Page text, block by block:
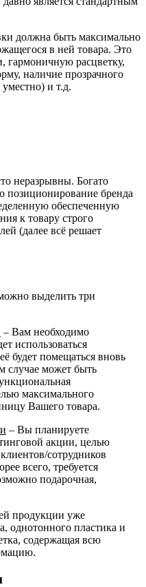
должна быть максимально
в ней товара. Это
гармоничную расцветку,
наличие прозрачного
и т.д.
неразрывны. Богато
позиционирование бренда
обеспеченную
к товару строго
(далее всё решает
выделить три
– Вам необходимо
использоваться
будет помещаться вновь
случае может быть
максимального
Вашего товара.
– Вы планируете
акции, целью
сотрудников
всего, требуется
подарочная,
продукции уже
однотонного пластика и
содержащая всю